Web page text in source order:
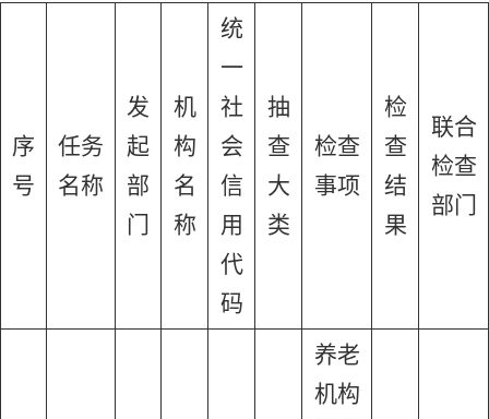
序
号
任务
名称
发
起
部
门
机
构
名
称
统
一
社
会
信
用
代
码
抽
查
大
类
检查
事项
检
查
结
果
联合
检查
部门
养老
机构